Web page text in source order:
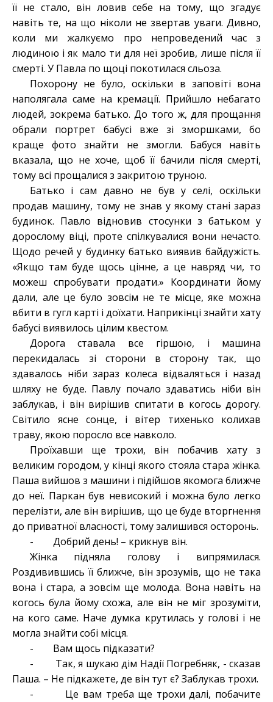
її не стало, він ловив себе на тому, що згадує
навіть те, на що ніколи не звертав уваги. Дивно,
коли ми жалкуємо про непроведений час з
людиною і як мало ти для неї зробив, лише після її
смерті. У Павла по щоці покотилася сльоза.
Похорону не було, оскільки в заповіті вона
наполягала саме на кремації. Прийшло небагато
людей, зокрема батько. До того ж, для прощання
обрали портрет бабусі вже зі зморшками, бо
краще фото знайти не змогли. Бабуся навіть
вказала, що не хоче, щоб її бачили після смерті,
тому всі прощалися з закритою труною.
Батько і сам давно не був у селі, оскільки
продав машину, тому не знав у якому стані зараз
будинок. Павло відновив стосунки з батьком у
дорослому віці, проте спілкувалися вони нечасто.
Щодо речей у будинку батько виявив байдужість.
«Якщо там буде щось цінне, а це навряд чи, то
можеш спробувати продати.» Координати йому
дали, але це було зовсім не те місце, яке можна
вбити в гугл карті і доїхати. Наприкінці знайти хату
бабусі виявилось цілим квестом.
Дорога ставала все гіршою, і машина
перекидалась зі сторони в сторону так, що
здавалось ніби зараз колеса відваляться і назад
шляху не буде. Павлу почало здаватись ніби він
заблукав, і він вирішив спитати в когось дорогу.
Світило ясне сонце, і вітер тихенько колихав
траву, якою поросло все навколо.
Проїхавши ще трохи, він побачив хату з
великим городом, у кінці якого стояла стара жінка.
Паша вийшов з машини і підійшов якомога ближче
до неї. Паркан був невисокий і можна було легко
перелізти, але він вирішив, що це буде вторгнення
до приватної власності, тому залишився осторонь.
- Добрий день! – крикнув він.
Жінка підняла голову і випрямилася.
Роздивившись її ближче, він зрозумів, що не така
вона і стара, а зовсім ще молода. Вона навіть на
когось була йому схожа, але він не міг зрозуміти,
на кого саме. Наче думка крутилась у голові і не
могла знайти собі місця.
- Вам щось підказати?
- Так, я шукаю дім Надії Погребняк, - сказав
Паша. – Не підкажете, де він тут є? Заблукав трохи.
- Це вам треба ще трохи далі, побачите